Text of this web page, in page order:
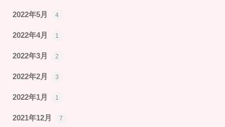
2022年5月 4
2022年4月 1
2022年3月 2
2022年2月 3
2022年1月 1
2021年12月 7